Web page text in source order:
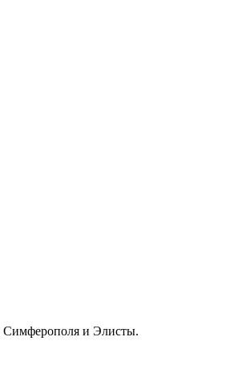
Симферополя и Элисты.